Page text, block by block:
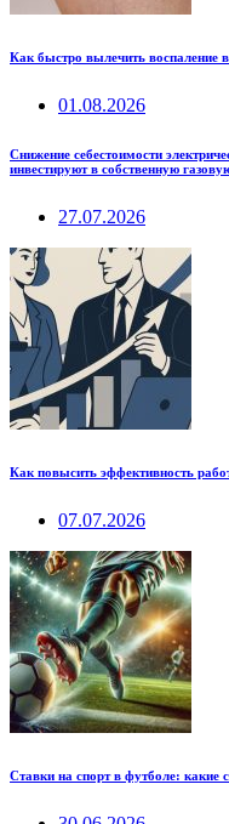
Как быстро вылечить воспаление
01.08.2026
Снижение себестоимости
инвестируют в собственную
27.07.2026
Как повысить эффективность
07.07.2026
Ставки на спорт в футболе: какие